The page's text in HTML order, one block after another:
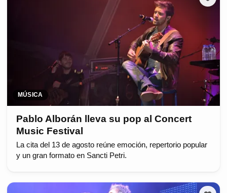
MÚSICA
Pablo Alborán lleva su pop al Concert
Music Festival
La cita del 13 de agosto reúne emoción, repertorio popular
y un gran formato en Sancti Petri.